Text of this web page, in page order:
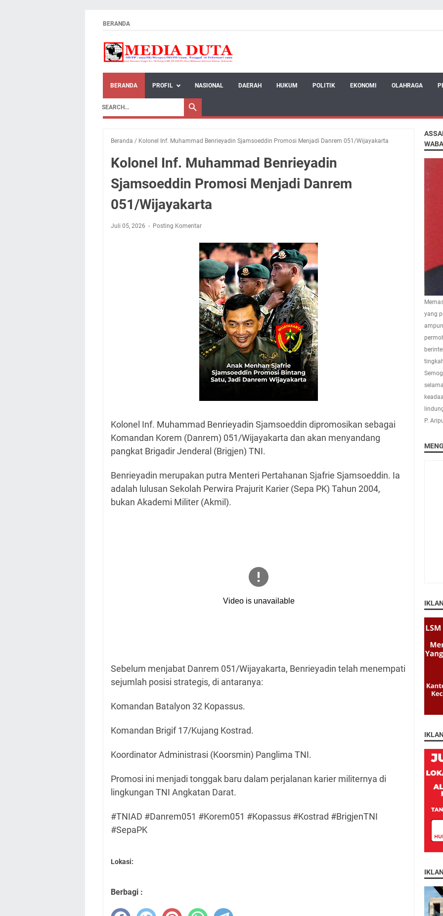
BERANDA
BERANDA PROFIL NASIONAL DAERAH HUKUM POLITIK EKONOMI OLAHRAGA
Beranda / Kolonel Inf. Muhammad Benrieyadin Sjamsoeddin Promosi Menjadi Danrem 051/Wijayakarta
Kolonel Inf. Muhammad Benrieyadin
Sjamsoeddin Promosi Menjadi Danrem
051/Wijayakarta
Juli 05, 2026 Posting Komentar
Kolonel Inf. Muhammad Benrieyadin Sjamsoeddin dipromosikan sebagai
Komandan Korem (Danrem) 051/Wijayakarta dan akan menyandang
pangkat Brigadir Jenderal (Brigjen) TNI.
Benrieyadin merupakan putra Menteri Pertahanan Sjafrie Sjamsoeddin. Ia
adalah lulusan Sekolah Perwira Prajurit Karier (Sepa PK) Tahun 2004,
bukan Akademi Militer (Akmil).
Sebelum menjabat Danrem 051/Wijayakarta, Benrieyadin telah menempati
sejumlah posisi strategis, di antaranya:
Komandan Batalyon 32 Kopassus.
Komandan Brigif 17/Kujang Kostrad.
Koordinator Administrasi (Koorsmin) Panglima TNI.
Promosi ini menjadi tonggak baru dalam perjalanan karier militernya di
lingkungan TNI Angkatan Darat.
#TNIAD #Danrem051 #Korem051 #Kopassus #Kostrad #BrigjenTNI
#SepaPK
Lokasi:
Berbagi :
yang
P.